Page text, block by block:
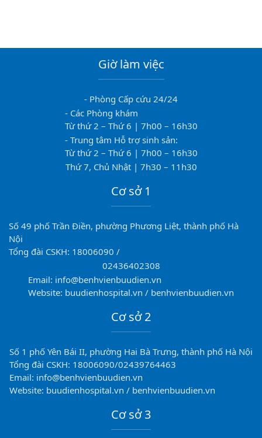
Giờ làm việc
- Phòng Cấp cứu 24/24
- Các Phòng khám
Từ thứ 2 – Thứ 6 | 7h00 – 16h30
- Trung tâm Hỗ trợ sinh sản:
Từ thứ 2 – Thứ 6 | 7h00 – 16h30
Thứ 7, Chủ Nhật | 7h30 – 11h30
Cơ sở 1
Số 49 phố Trần Điền, phường Phương Liệt, thành phố Hà
Nội
Tổng đài CSKH: 18006090 /
02436402308
Email: info@benhvienbuudien.vn
Website: buudienhospital.vn / benhvienbuudien.vn
Cơ sở 2
Số 1 phố Yên Bái II, phường Hai Bà Trưng, thành phố Hà Nội
Tổng đài CSKH: 18006090/02439764463
Email: info@benhvienbuudien.vn
Website: buudienhospital.vn / benhvienbuudien.vn
Cơ sở 3